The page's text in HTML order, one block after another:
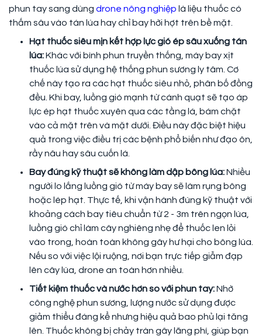
phun tay sang dùng drone nông nghiệp là liệu thuốc có
thấm sâu vào tán lúa hay chỉ bay hời hợt trên bề mặt.
Hạt thuốc siêu mịn kết hợp lực gió ép sâu xuống tán
lúa:Khác với bình phun truyền thống, máy bay xịt
thuốc lúa sử dụng hệ thống phun sương ly tâm. Cơ
chế này tạo ra các hạt thuốc siêu nhỏ, phân bố đồng
đều. Khi bay, luồng gió mạnh từ cánh quạt sẽ tạo áp
lực ép hạt thuốc xuyên qua các tầng lá, bám chặt
vào cả mặt trên và mặt dưới. Điều này đặc biệt hiệu
quả trong việc điều trị các bệnh phổ biến như đạo ôn,
rầy nâu hay sâu cuốn lá.
Bay đúng kỹ thuật sẽ không làm dập bông lúa:Nhiều
người lo lắng luồng gió từ máy bay sẽ làm rụng bông
hoặc lép hạt. Thực tế, khi vận hành đúng kỹ thuật với
khoảng cách bay tiêu chuẩn từ 2 - 3m trên ngọn lúa,
luồng gió chỉ làm cây nghiêng nhẹ để thuốc len lỏi
vào trong, hoàn toàn không gây hư hại cho bông lúa.
Nếu so với việc lội ruộng, nơi bạn trực tiếp giẫm đạp
lên cây lúa, drone an toàn hơn nhiều.
Tiết kiệm thuốc và nước hơn so với phun tay:Nhờ
công nghệ phun sương, lượng nước sử dụng được
giảm thiểu đáng kể nhưng hiệu quả bao phủ lại tăng
lên. Thuốc không bị chảy tràn gây lãng phí, giúp bạn